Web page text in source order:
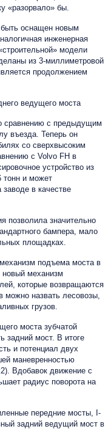
«разорвало» бы.
оснащен новым
инженерная
модели
из 3-миллиметровой
продолжением
ведущего моста
сравнению с предыдущим
въезда. Теперь он
со сверхвысоким
с Volvo FH в
устройство из
тонн и может
в качестве
позволила значительно
бампера, мало
площадках.
подъема моста в
новый механизм
которые возвращаются
можно назвать лесовозы,
грузов.
моста зубчатой
задний мост. В итоге
и потенциал двух
маневренностью
Вдобавок движение с
радиус поворота на
передние мосты, I-
задний ведущий мост в